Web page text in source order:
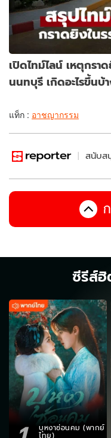
เปิดไทม์ไลน์ เหตุกรา
นนทบุรี เกิดอะไรขึ้นบ้
แท็ก : อาชญากรรม
สนับส
ซีรีส์ฮิ
บุหงาซ่อนคม (พากย์
ไทย)